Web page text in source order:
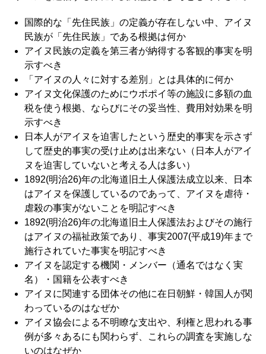
国際的な「先住民族」の定義が存在しない中、アイヌ
民族が「先住民族」である根拠は何か
アイヌ民族の定義を第三者が納得する客観的事実を明
示すべき
「アイヌの人々に対する差別」とは具体的に何か
アイヌ文化保護のためにウポポイ等の施設に多額の血
税を使う根拠、ならびにその妥当性、費用対効果を明
示すべき
日本人がアイヌを迫害したという歴史的事実を示さず
して歴史的事実の受け止めは出来ない（日本人がアイ
ヌを迫害していないと考える人は多い）
1892(明治26)年の北海道旧土人保護法成立以来、日本
はアイヌを保護しているのであって、アイヌを虐待・
虐殺の事実がないことを明記すべき
1892(明治26)年の北海道旧土人保護法およびその施行
はアイヌの福祉政策であり、事実2007(平成19)年まで
施行されていた事実を明記すべき
アイヌを認定する機関・メンバー（通名ではなく実
名）・国籍を公表すべき
アイヌに関連する団体その他に在日朝鮮・韓国人が関
わっているのはなぜか
アイヌ協会による不明瞭な支出や、利権と思われる事
例が多々あるにも関わらず、これらの調査を実施しな
いのはなぜか